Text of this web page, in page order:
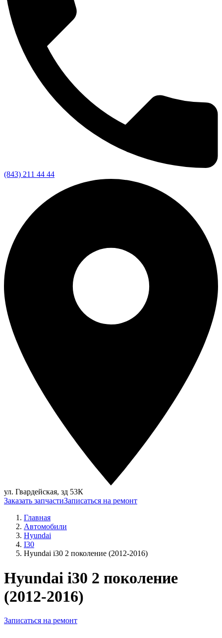
(843) 211 44 44
ул. Гвардейская, зд 53К
Заказать запчастиЗаписаться на ремонт
Главная
Автомобили
Hyundai
I30
Hyundai i30 2 поколение (2012-2016)
Hyundai i30 2 поколение
(2012-2016)
Записаться на ремонт